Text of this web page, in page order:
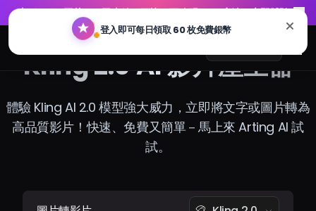
🔥GPT 圖片 2.0 已上線：更快、更聰明、4K 高清。立即體驗
Arting AI
AI 聊天
AI 圖片
GPT 圖片 2.0 已上線：更快、更聰明、4K 高清。立即體驗
Kling 2.0 AI 影片產生器
體驗 Kling AI 2.0 模型強大威力，立即將文字或圖片轉為
高品質影片！快速、免費又簡單－馬上來 Arting AI 試
試。